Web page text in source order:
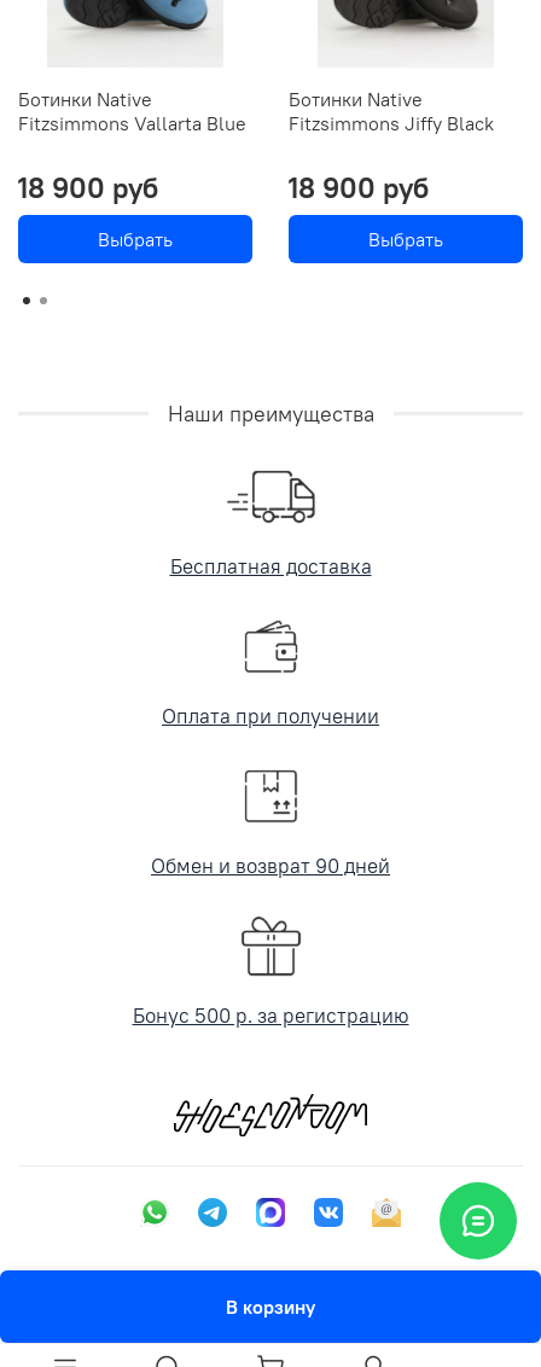
В корзину
Ботинки Native
Fitzsimmons Vallarta Blue
18 900 руб
Выбрать
Ботинки Native
Fitzsimmons Jiffy Black
18 900 руб
Выбрать
Наши преимущества
Бесплатная доставка
Оплата при получении
Обмен и возврат 90 дней
Бонус 500 р. за регистрацию